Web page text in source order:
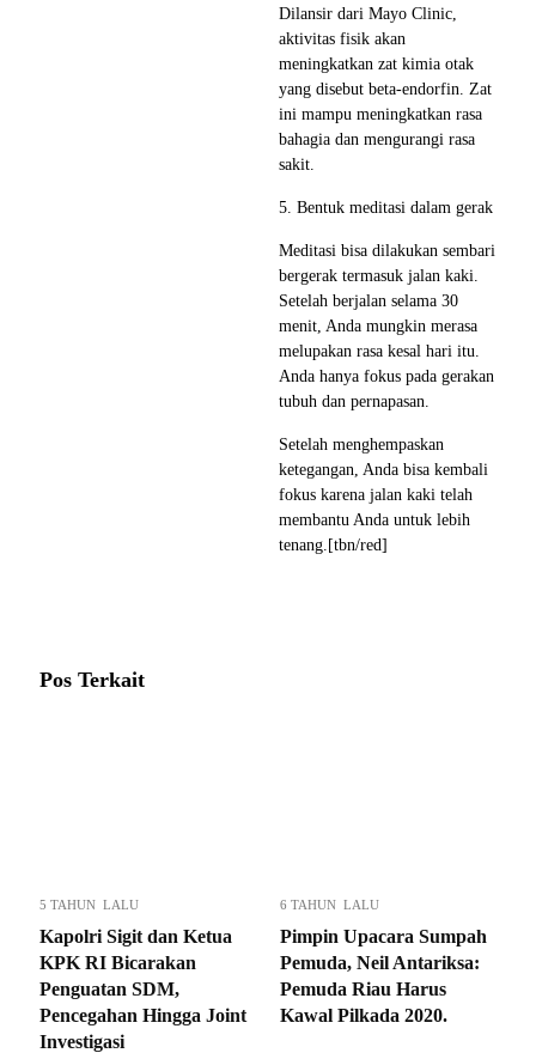
Dilansir dari Mayo Clinic,
aktivitas fisik akan
meningkatkan zat kimia otak
yang disebut beta-endorfin. Zat
ini mampu meningkatkan rasa
bahagia dan mengurangi rasa
sakit.
5. Bentuk meditasi dalam gerak
Meditasi bisa dilakukan sembari
bergerak termasuk jalan kaki.
Setelah berjalan selama 30
menit, Anda mungkin merasa
melupakan rasa kesal hari itu.
Anda hanya fokus pada gerakan
tubuh dan pernapasan.
Setelah menghempaskan
ketegangan, Anda bisa kembali
fokus karena jalan kaki telah
membantu Anda untuk lebih
tenang.[tbn/red]
Pos Terkait
5 TAHUN LALU
Kapolri Sigit dan Ketua
KPK RI Bicarakan
Penguatan SDM,
Pencegahan Hingga Joint
Investigasi
6 TAHUN LALU
Pimpin Upacara Sumpah
Pemuda, Neil Antariksa:
Pemuda Riau Harus
Kawal Pilkada 2020.